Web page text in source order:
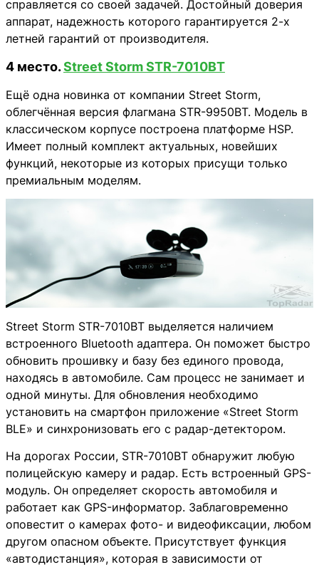
справляется со своей задачей. Достойный доверия
аппарат, надежность которого гарантируется 2-х
летней гарантий от производителя.
4 место.Street Storm STR-7010BT
Ещё одна новинка от компании Street Storm,
облегчённая версия флагмана STR-9950BT. Модель в
классическом корпусе построена платформе HSP.
Имеет полный комплект актуальных, новейших
функций, некоторые из которых присущи только
премиальным моделям.
Street Storm STR-7010BT выделяется наличием
встроенного Bluetooth адаптера. Он поможет быстро
обновить прошивку и базу без единого провода,
находясь в автомобиле. Сам процесс не занимает и
одной минуты. Для обновления необходимо
установить на смартфон приложение «Street Storm
BLE» и синхронизовать его с радар-детектором.
На дорогах России, STR-7010BT обнаружит любую
полицейскую камеру и радар. Есть встроенный GPS-
модуль. Он определяет скорость автомобиля и
работает как GPS-информатор. Заблаговременно
оповестит о камерах фото- и видеофиксации, любом
другом опасном объекте. Присутствует функция
«автодистанция», которая в зависимости от